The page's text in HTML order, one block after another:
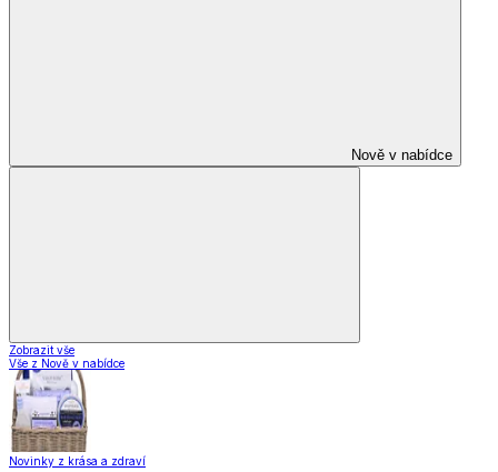
Nově v nabídce
Zobrazit vše
Vše z Nově v nabídce
Novinky z krása a zdraví